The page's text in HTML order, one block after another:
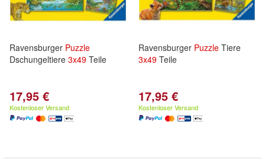
Ravensburger Puzzle
Dschungeltiere 3x49 Teile
17,95 €
Kostenloser Versand
Ravensburger Puzzle Tiere
3x49 Teile
17,95 €
Kostenloser Versand